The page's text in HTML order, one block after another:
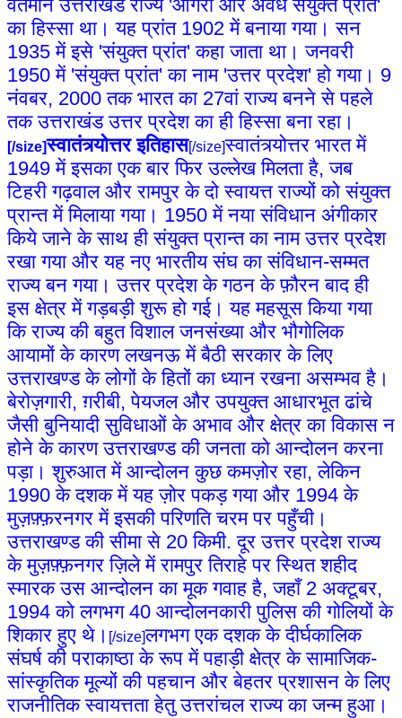
वर्तमान उत्तराखंड राज्य 'आगरा और अवध संयुक्त प्रांत'
का हिस्सा था। यह प्रांत 1902 में बनाया गया। सन
1935 में इसे 'संयुक्त प्रांत' कहा जाता था। जनवरी
1950 में 'संयुक्त प्रांत' का नाम 'उत्तर प्रदेश' हो गया। 9
नंवबर, 2000 तक भारत का 27वां राज्य बनने से पहले
तक उत्तराखंड उत्तर प्रदेश का ही हिस्सा बना रहा।
[/size]स्वातंत्र्योत्तर इतिहास[/size]स्वातंत्र्योत्तर भारत में
1949 में इसका एक बार फिर उल्लेख मिलता है, जब
टिहरी गढ़वाल और रामपुर के दो स्वायत्त राज्यों को संयुक्त
प्रान्त में मिलाया गया। 1950 में नया संविधान अंगीकार
किये जाने के साथ ही संयुक्त प्रान्त का नाम उत्तर प्रदेश
रखा गया और यह नए भारतीय संघ का संविधान-सम्मत
राज्य बन गया। उत्तर प्रदेश के गठन के फ़ौरन बाद ही
इस क्षेत्र में गड़बड़ी शुरू हो गई। यह महसूस किया गया
कि राज्य की बहुत विशाल जनसंख्या और भौगोलिक
आयामों के कारण लखनऊ में बैठी सरकार के लिए
उत्तराखण्ड के लोगों के हितों का ध्यान रखना असम्भव है।
बेरोज़गारी, ग़रीबी, पेयजल और उपयुक्त आधारभूत ढांचे
जैसी बुनियादी सुविधाओं के अभाव और क्षेत्र का विकास न
होने के कारण उत्तराखण्ड की जनता को आन्दोलन करना
पड़ा। शुरुआत में आन्दोलन कुछ कमज़ोर रहा, लेकिन
1990 के दशक में यह ज़ोर पकड़ गया और 1994 के
मुज़फ़्फ़रनगर में इसकी परिणति चरम पर पहुँची।
उत्तराखण्ड की सीमा से 20 किमी. दूर उत्तर प्रदेश राज्य
के मुज़फ़्फ़नगर ज़िले में रामपुर तिराहे पर स्थित शहीद
स्मारक उस आन्दोलन का मूक गवाह है, जहाँ 2 अक्टूबर,
1994 को लगभग 40 आन्दोलनकारी पुलिस की गोलियों के
शिकार हुए थे। [/size]लगभग एक दशक के दीर्घकालिक
संघर्ष की पराकाष्ठा के रूप में पहाड़ी क्षेत्र के सामाजिक-
सांस्कृतिक मूल्यों की पहचान और बेहतर प्रशासन के लिए
राजनीतिक स्वायत्तता हेतु उत्तरांचल राज्य का जन्म हुआ।